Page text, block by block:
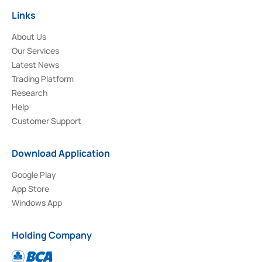
Links
About Us
Our Services
Latest News
Trading Platform
Research
Help
Customer Support
Download Application
Google Play
App Store
Windows App
Holding Company